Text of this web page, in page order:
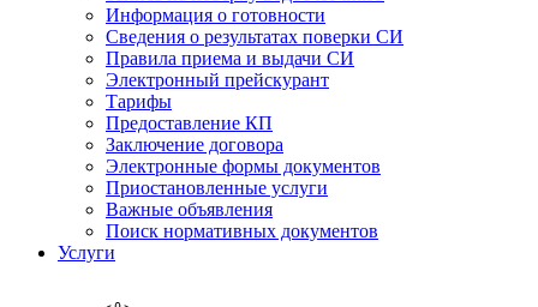
Информация о готовности
Сведения о результатах поверки СИ
Правила приема и выдачи СИ
Электронный прейскурант
Тарифы
Предоставление КП
Заключение договора
Электронные формы документов
Приостановленные услуги
Важные объявления
Поиск нормативных документов
Услуги